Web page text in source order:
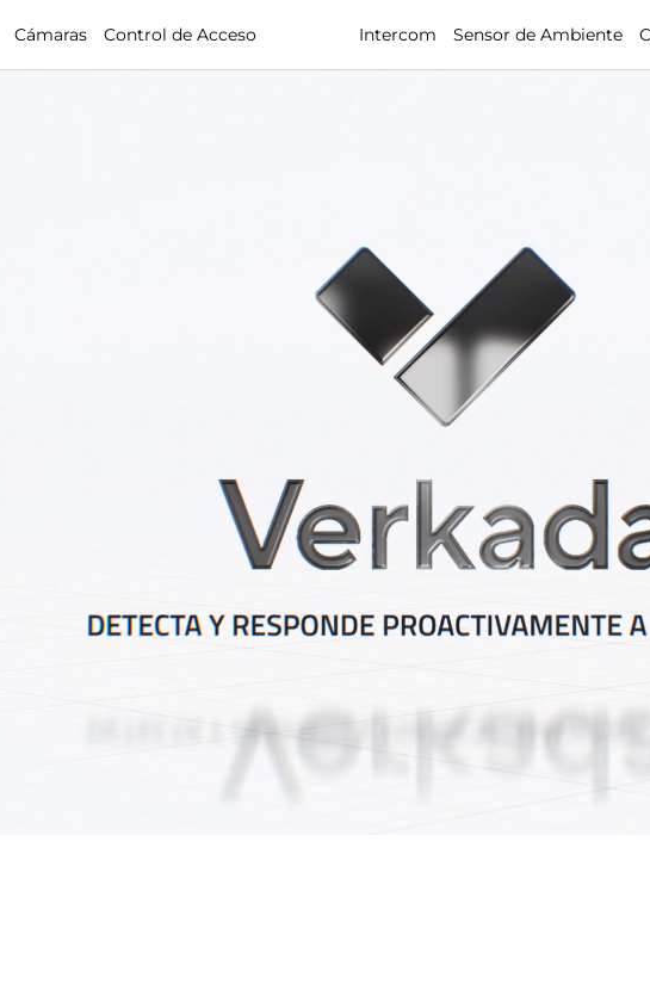
Cámaras Control de Acceso Intercom Sensor de Ambiente